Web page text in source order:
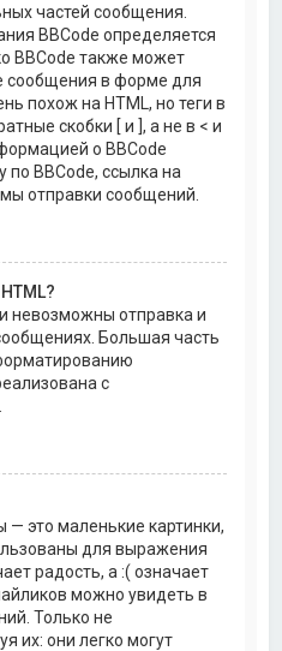
частей сообщения.
BBCode определяется
BBCode также может
сообщения в форме для
похож на HTML, но теги в
скобки [ и ], а не в < и
о BBCode
по BBCode, ссылка на
отправки сообщений.
невозможны отправка и
Большая часть
с
это маленькие картинки,
для выражения
радость, а :( означает
можно увидеть в
Только не
их: они легко могут